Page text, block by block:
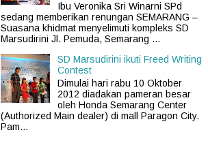
Ibu Veronika Sri Winarni SPd
sedang memberikan renungan SEMARANG –
Suasana khidmat menyelimuti kompleks SD
Marsudirini Jl. Pemuda, Semarang ...
SD Marsudirini ikuti Freed Writing
Contest
Dimulai hari rabu 10 Oktober
2012 diadakan pameran besar
oleh Honda Semarang Center
(Authorized Main dealer) di mall Paragon City.
Pam...